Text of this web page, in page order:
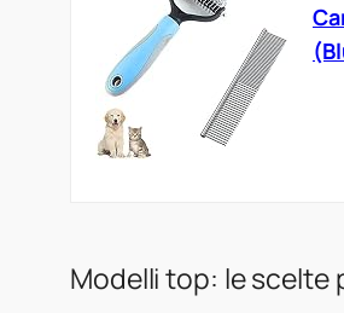
Modelli top: le scelte